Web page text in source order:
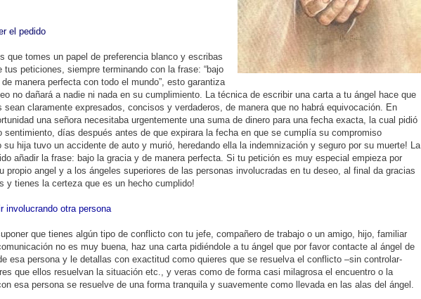
el pedido
que tomes un papel de preferencia blanco y escribas
tus peticiones, siempre terminando con la frase: “bajo
de manera perfecta con todo el mundo”, esto garantiza
no dañará a nadie ni nada en su cumplimiento. La técnica de escribir una carta a tu ángel hace que
sean claramente expresados, concisos y verdaderos, de manera que no habrá equivocación. En
una señora necesitaba urgentemente una suma de dinero para una fecha exacta, la cual pidió
sentimiento, días después antes de que expirara la fecha en que se cumplía su compromiso
su hija tuvo un accidente de auto y murió, heredando ella la indemnización y seguro por su muerte! La
añadir la frase: bajo la gracia y de manera perfecta. Si tu petición es muy especial empieza por
propio angel y a los ángeles superiores de las personas involucradas en tu deseo, al final da gracias
y tienes la certeza que es un hecho cumplido!
involucrando otra persona
que tienes algún tipo de conflicto con tu jefe, compañero de trabajo o un amigo, hijo, familiar
no es muy buena, haz una carta pidiéndole a tu ángel que por favor contacte al ángel de
esa persona y le detallas con exactitud como quieres que se resuelva el conflicto –sin controlar-
que ellos resuelvan la situación etc., y veras como de forma casi milagrosa el encuentro o la
esa persona se resuelve de una forma tranquila y suavemente como llevada en las alas del ángel.